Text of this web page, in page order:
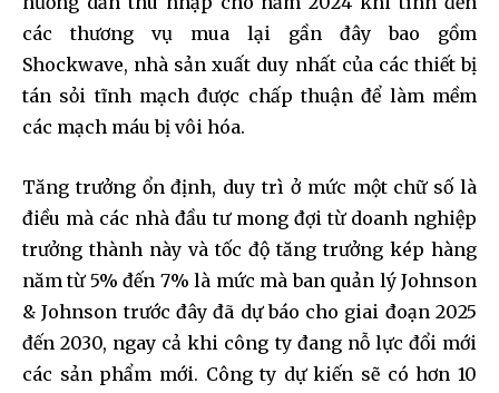
các thương vụ mua lại gần đây bao gồm
Shockwave, nhà sản xuất duy nhất của các thiết bị
tán sỏi tĩnh mạch được chấp thuận để làm mềm
các mạch máu bị vôi hóa.
Tăng trưởng ổn định, duy trì ở mức một chữ số là
điều mà các nhà đầu tư mong đợi từ doanh nghiệp
trưởng thành này và tốc độ tăng trưởng kép hàng
năm từ 5% đến 7% là mức mà ban quản lý Johnson
& Johnson trước đây đã dự báo cho giai đoạn 2025
đến 2030, ngay cả khi công ty đang nỗ lực đổi mới
các sản phẩm mới. Công ty dự kiến ​​sẽ có hơn 10